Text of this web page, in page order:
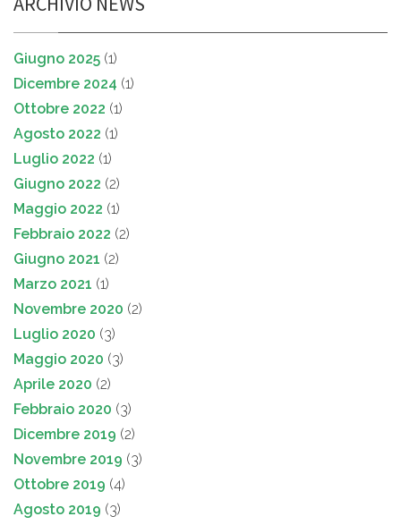
Giugno 2025 (1)
Dicembre 2024 (1)
Ottobre 2022 (1)
Agosto 2022 (1)
Luglio 2022 (1)
Giugno 2022 (2)
Maggio 2022 (1)
Febbraio 2022 (2)
Giugno 2021 (2)
Marzo 2021 (1)
Novembre 2020 (2)
Luglio 2020 (3)
Maggio 2020 (3)
Aprile 2020 (2)
Febbraio 2020 (3)
Dicembre 2019 (2)
Novembre 2019 (3)
Ottobre 2019 (4)
Agosto 2019 (3)